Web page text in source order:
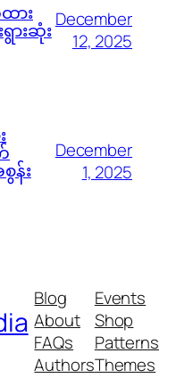
ား
းဆုံးDecember
12, 2025
န်း
December
1, 2025
Blog
About
FAQs
Authors
Events
Shop
Patterns
Themes